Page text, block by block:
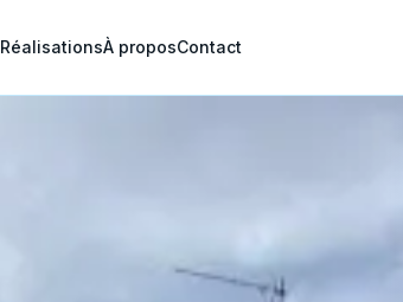
RéalisationsÀ proposContact